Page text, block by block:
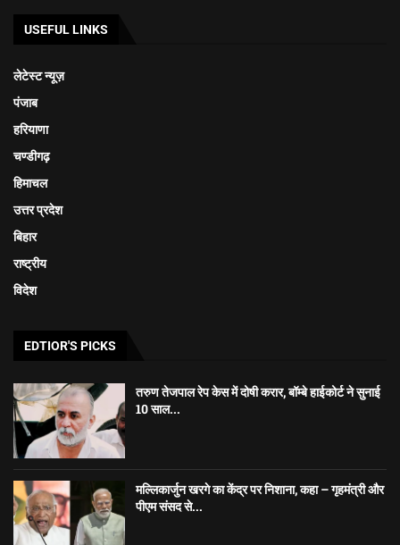
USEFUL LINKS
लेटेस्ट न्यूज़
पंजाब
हरियाणा
चण्डीगढ़
हिमाचल
उत्तर प्रदेश
बिहार
राष्ट्रीय
विदेश
EDTIOR'S PICKS
तरुण तेजपाल रेप केस में दोषी करार, बॉम्बे हाईकोर्ट ने सुनाई
10 साल...
मल्लिकार्जुन खरगे का केंद्र पर निशाना, कहा – गृहमंत्री और
पीएम संसद से...